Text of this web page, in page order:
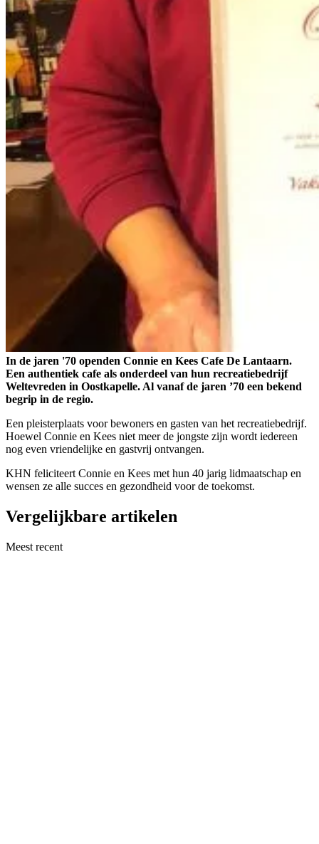
In de jaren '70 openden Connie en Kees Cafe De Lantaarn.
Een authentiek cafe als onderdeel van hun recreatiebedrijf
Weltevreden in Oostkapelle. Al vanaf de jaren ’70 een bekend
begrip in de regio.
Een pleisterplaats voor bewoners en gasten van het recreatiebedrijf.
Hoewel Connie en Kees niet meer de jongste zijn wordt iedereen
nog even vriendelijke en gastvrij ontvangen.
KHN feliciteert Connie en Kees met hun 40 jarig lidmaatschap en
wensen ze alle succes en gezondheid voor de toekomst.
Vergelijkbare artikelen
Meest recent